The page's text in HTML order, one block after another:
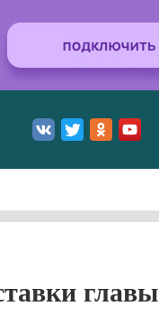
главы